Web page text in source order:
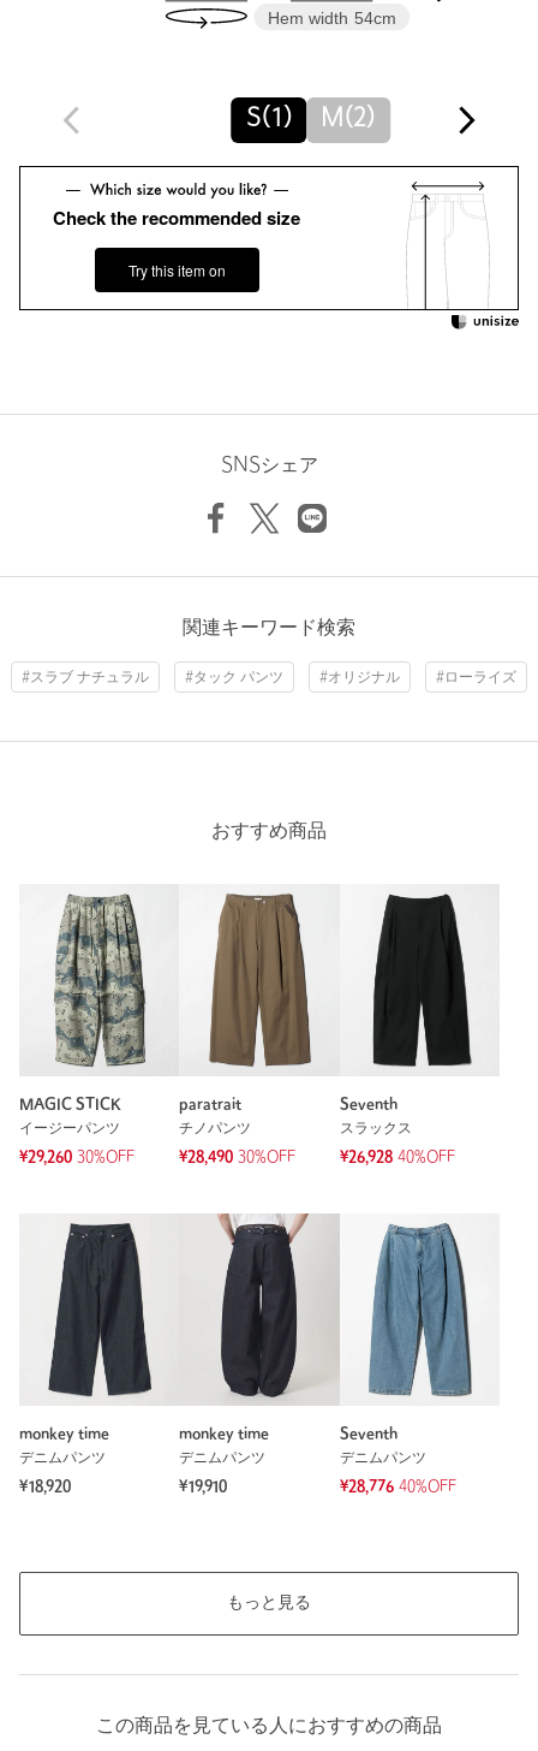
S(1) M(2)
洗濯表示について
日本製
8314-5-000032
Hem width 54cm
S(1) M(2)
Check the recommended size
Try this item on
SNSシェア
関連キーワード検索
#スラブ ナチュラル #タック パンツ #オリジナル #ローライズ
おすすめ商品
MAGIC STICK
イージーパンツ
¥29,260 30%OFF
paratrait
チノパンツ
¥28,490 30%OFF
Seventh
スラックス
¥26,928 40%OFF
monkey time
デニムパンツ
¥18,920
monkey time
デニムパンツ
¥19,910
Seventh
デニムパンツ
¥28,776 40%OFF
もっと見る
この商品を見ている人におすすめの商品